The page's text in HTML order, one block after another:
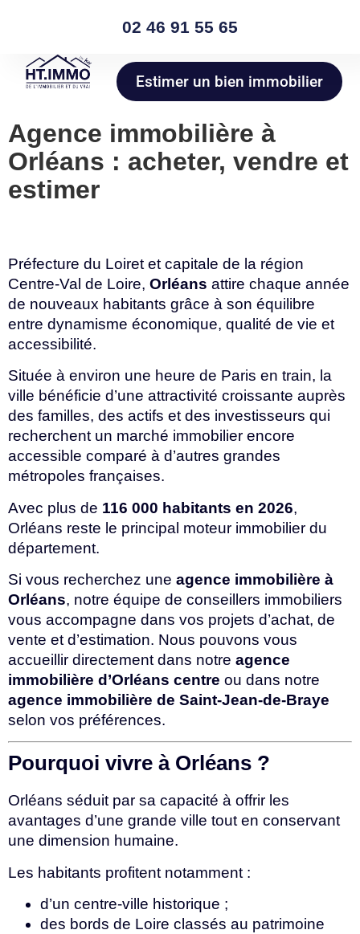
02 46 91 55 65
Estimer un bien immobilier
Agence immobilière à
Orléans : acheter, vendre et
estimer
Préfecture du Loiret et capitale de la région
Centre-Val de Loire, Orléans attire chaque année
de nouveaux habitants grâce à son équilibre
entre dynamisme économique, qualité de vie et
accessibilité.
Située à environ une heure de Paris en train, la
ville bénéficie d’une attractivité croissante auprès
des familles, des actifs et des investisseurs qui
recherchent un marché immobilier encore
accessible comparé à d’autres grandes
métropoles françaises.
Avec plus de 116 000 habitants en 2026,
Orléans reste le principal moteur immobilier du
département.
Si vous recherchez une agence immobilière à
Orléans, notre équipe de conseillers immobiliers
vous accompagne dans vos projets d’achat, de
vente et d’estimation. Nous pouvons vous
accueillir directement dans notre agence
immobilière d’Orléans centre ou dans notre
agence immobilière de Saint-Jean-de-Braye
selon vos préférences.
Pourquoi vivre à Orléans ?
Orléans séduit par sa capacité à offrir les
avantages d’une grande ville tout en conservant
une dimension humaine.
Les habitants profitent notamment :
d’un centre-ville historique ;
des bords de Loire classés au patrimoine